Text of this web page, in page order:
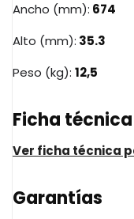
Ancho (mm): 674
Alto (mm): 35.3
Peso (kg): 12,5
Ficha técnica
Ver ficha técnica
Garantías